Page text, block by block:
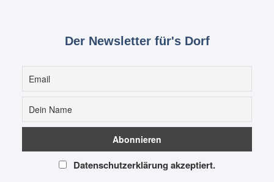
Der Newsletter für's Dorf
Datenschutzerklärung akzeptiert.